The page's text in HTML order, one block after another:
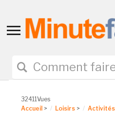
Toggle
navigation
32411Vues
Accueil > Loisirs >